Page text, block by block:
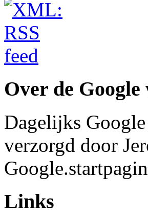
Over de Google
Dagelijks
verzorgd door
Links